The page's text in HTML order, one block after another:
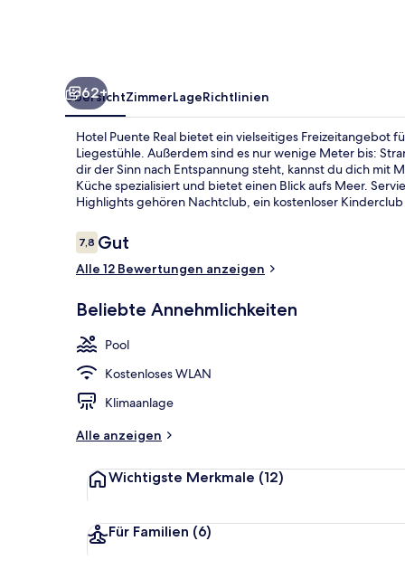
62+
ÜbersichtZimmerLageRichtlinien
Hotel Puente Real bietet ein vielseitiges Freizeitangebot
Liegestühle. Außerdem sind es nur wenige Meter bis:
dir der Sinn nach Entspannung steht, kannst du dich mit
Küche spezialisiert und bietet einen Blick aufs Meer.
Highlights gehören Nachtclub, ein kostenloser Kinderclub
Bewertungen
7,87,8 von 10.
Gut
Alle 12 Bewertungen anzeigen
Beliebte Annehmlichkeiten
Pool
Kostenloses WLAN
Klimaanlage
Alle anzeigen
Wichtigste Merkmale (12)
Für Familien (6)